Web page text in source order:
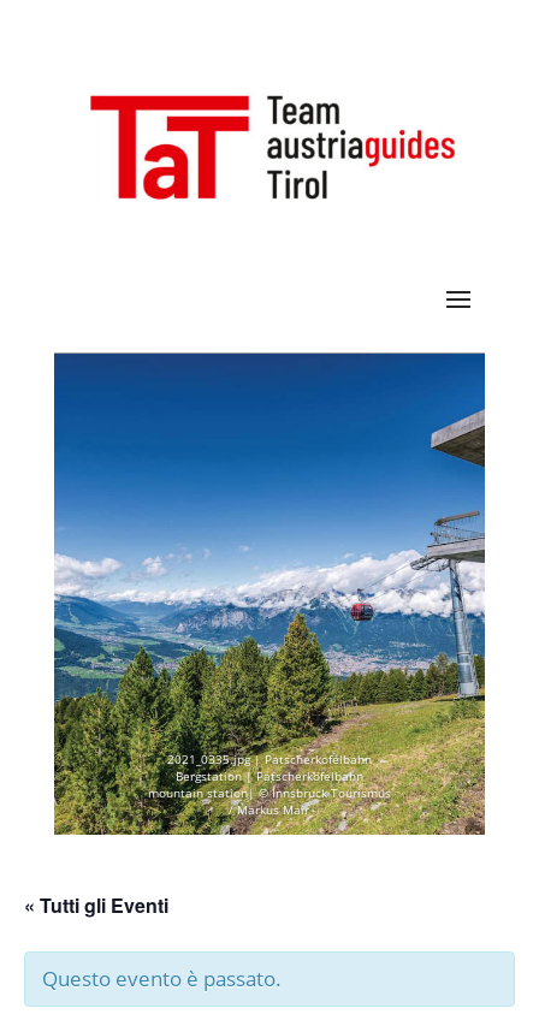
2021_0335.jpg | Patscherkofelbahn
Bergstation | Patscherkofelbahn
mountain station| © Innsbruck Tourismus
/ Markus Mair
« Tutti gli Eventi
Questo evento è passato.